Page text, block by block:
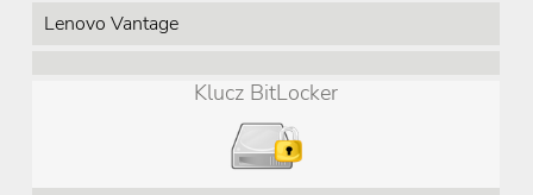
Lenovo Vantage
Klucz BitLocker